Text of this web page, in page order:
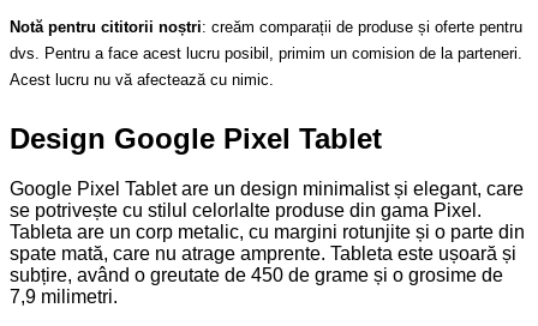
Notă pentru cititorii noștri: creăm comparații de produse și oferte pentru
dvs. Pentru a face acest lucru posibil, primim un comision de la parteneri.
Acest lucru nu vă afectează cu nimic.
Design Google Pixel Tablet
Google Pixel Tablet are un design minimalist și elegant, care
se potrivește cu stilul celorlalte produse din gama Pixel.
Tableta are un corp metalic, cu margini rotunjite și o parte din
spate mată, care nu atrage amprente. Tableta este ușoară și
subțire, având o greutate de 450 de grame și o grosime de
7,9 milimetri.